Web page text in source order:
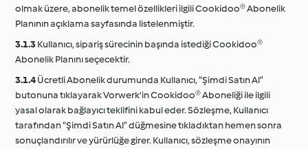
olmak üzere, abonelik temel özellikleri ilgili Cookidoo® Abonelik
Planının açıklama sayfasında listelenmiştir.
3.1.3Kullanıcı, sipariş sürecinin başında istediği Cookidoo®
Abonelik Planını seçecektir.
3.1.4Ücretli Abonelik durumunda Kullanıcı, “Şimdi Satın Al”
butonuna tıklayarak Vorwerk'in Cookidoo® Aboneliği ile ilgili
yasal olarak bağlayıcı teklifini kabul eder. Sözleşme, Kullanıcı
tarafından “Şimdi Satın Al” düğmesine tıkladıktan hemen sonra
sonuçlandırılır ve yürürlüğe girer. Kullanıcı, sözleşme onayının